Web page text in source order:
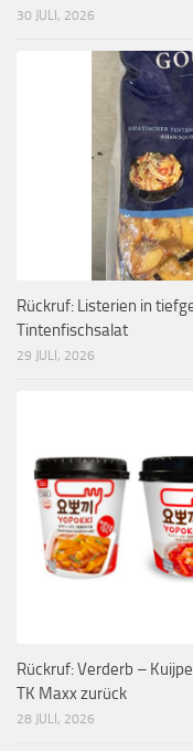
30 JULI, 2026
Rückruf: Listerien in
Tintenfischsalat
29 JULI, 2026
Rückruf: Verderb –
TK Maxx zurück
28 JULI, 2026